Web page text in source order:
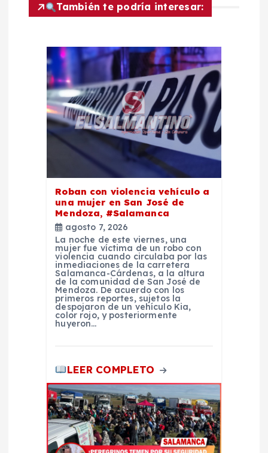
ó
También te podría interesar:
Roban con violencia vehículo a
una mujer en San José de
Mendoza, #Salamanca
agosto 7, 2026
La noche de este viernes, una
mujer fue víctima de un robo con
violencia cuando circulaba por las
inmediaciones de la carretera
Salamanca-Cárdenas, a la altura
de la comunidad de San José de
Mendoza. De acuerdo con los
primeros reportes, sujetos la
despojaron de un vehículo Kia,
color rojo, y posteriormente
huyeron…
LEER COMPLETO